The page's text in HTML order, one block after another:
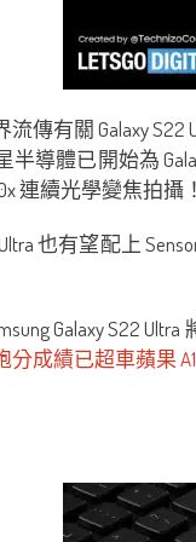
傳有關 Galaxy S22
導體已開始為
連續光學變焦拍攝！
Ultra 也有望配上
Galaxy S22
成績已超車蘋果